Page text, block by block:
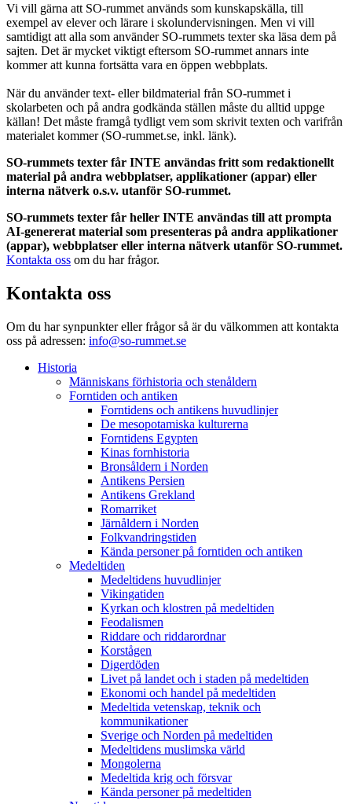
Vi vill gärna att SO-rummet används som kunskapskälla, till
exempel av elever och lärare i skolundervisningen. Men vi vill
samtidigt att alla som använder SO-rummets texter ska läsa dem på
sajten. Det är mycket viktigt eftersom SO-rummet annars inte
kommer att kunna fortsätta vara en öppen webbplats.
När du använder text- eller bildmaterial från SO-rummet i
skolarbeten och på andra godkända ställen måste du alltid uppge
källan! Det måste framgå tydligt vem som skrivit texten och varifrån
materialet kommer (SO-rummet.se, inkl. länk).
SO-rummets texter får INTE användas fritt som redaktionellt
material på andra webbplatser, applikationer (appar) eller
interna nätverk o.s.v. utanför SO-rummet.
SO-rummets texter får heller INTE användas till att prompta
AI-genererat material som presenteras på andra applikationer
(appar), webbplatser eller interna nätverk utanför SO-rummet.
Kontakta oss om du har frågor.
Kontakta oss
Om du har synpunkter eller frågor så är du välkommen att kontakta
oss på adressen: info@so-rummet.se
Historia
Människans förhistoria och stenåldern
Forntiden och antiken
Forntidens och antikens huvudlinjer
De mesopotamiska kulturerna
Forntidens Egypten
Kinas fornhistoria
Bronsåldern i Norden
Antikens Persien
Antikens Grekland
Romarriket
Järnåldern i Norden
Folkvandringstiden
Kända personer på forntiden och antiken
Medeltiden
Medeltidens huvudlinjer
Vikingatiden
Kyrkan och klostren på medeltiden
Feodalismen
Riddare och riddarordnar
Korstågen
Digerdöden
Livet på landet och i staden på medeltiden
Ekonomi och handel på medeltiden
Medeltida vetenskap, teknik och
kommunikationer
Sverige och Norden på medeltiden
Medeltidens muslimska värld
Mongolerna
Medeltida krig och försvar
Kända personer på medeltiden